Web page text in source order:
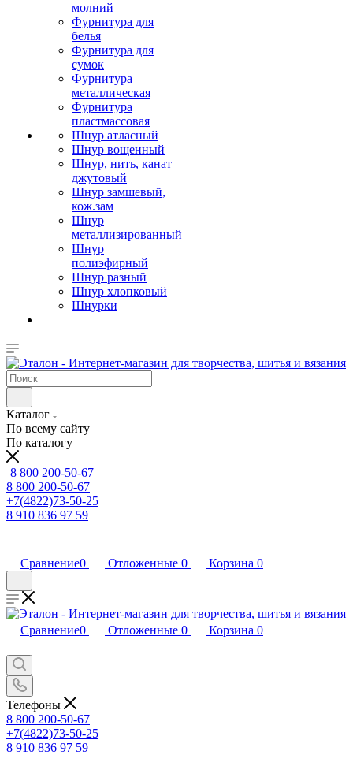
молний
Фурнитура для
белья
Фурнитура для
сумок
Фурнитура
металлическая
Фурнитура
пластмассовая
Шнур атласный
Шнур вощенный
Шнур, нить, канат
джутовый
Шнур замшевый,
кож.зам
Шнур
металлизированный
Шнур
полиэфирный
Шнур разный
Шнур хлопковый
Шнурки
Каталог
По всему сайту
По каталогу
8 800 200-50-67
8 800 200-50-67
+7(4822)73-50-25
8 910 836 97 59
Сравнение0 Отложенные 0 Корзина 0
Сравнение0 Отложенные 0 Корзина 0
Телефоны
8 800 200-50-67
+7(4822)73-50-25
8 910 836 97 59